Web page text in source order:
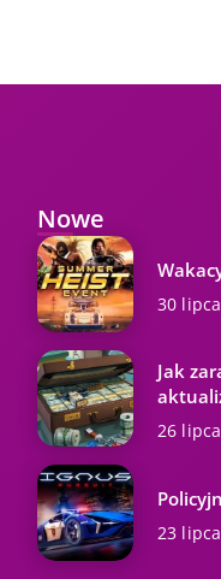
Nowe
30
Jak
26
23